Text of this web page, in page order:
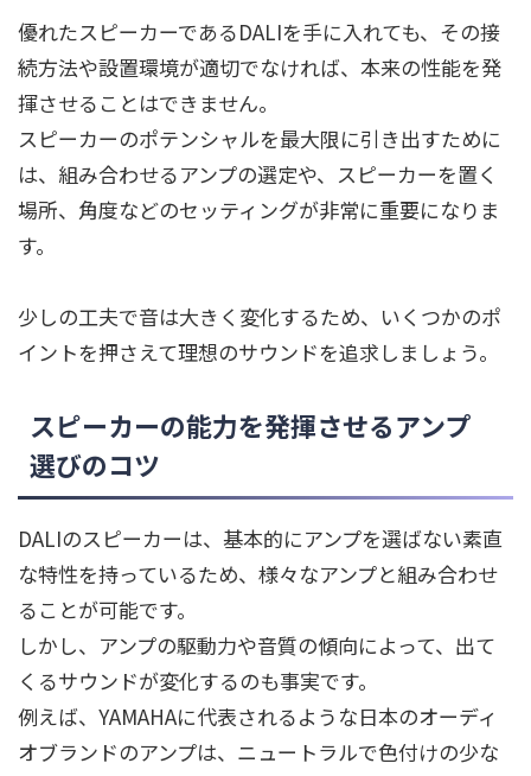
優れたスピーカーであるDALIを手に入れても、その接
続方法や設置環境が適切でなければ、本来の性能を発
揮させることはできません。
スピーカーのポテンシャルを最大限に引き出すために
は、組み合わせるアンプの選定や、スピーカーを置く
場所、角度などのセッティングが非常に重要になりま
す。
少しの工夫で音は大きく変化するため、いくつかのポ
イントを押さえて理想のサウンドを追求しましょう。
スピーカーの能力を発揮させるアンプ
選びのコツ
DALIのスピーカーは、基本的にアンプを選ばない素直
な特性を持っているため、様々なアンプと組み合わせ
ることが可能です。
しかし、アンプの駆動力や音質の傾向によって、出て
くるサウンドが変化するのも事実です。
例えば、YAMAHAに代表されるような日本のオーディ
オブランドのアンプは、ニュートラルで色付けの少な